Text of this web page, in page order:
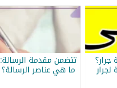
تتضمن مقدمة الرسالة:
ما هي عناصر الرسالة؟